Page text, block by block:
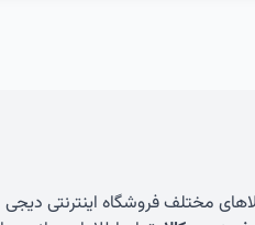
مختلف فروشگاه اینترنتی دیجی